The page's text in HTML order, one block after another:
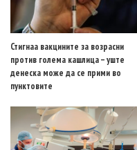
Стигнаа вакцините за возрасни
против голема кашлица – уште
денеска може да се прими во
пунктовите